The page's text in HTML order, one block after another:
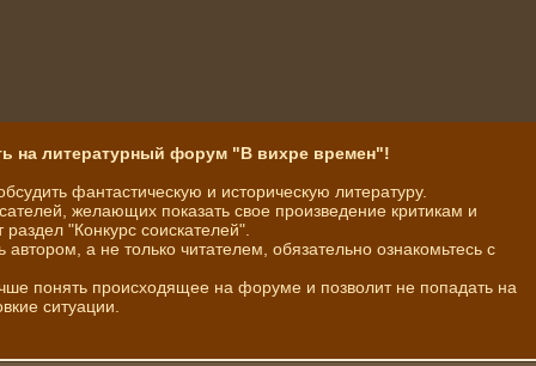
на литературный форум "В вихре времен"!
фантастическую и историческую литературу.
желающих показать свое произведение критикам и
"Конкурс соискателей".
автором, а не только читателем, обязательно ознакомьтесь с
понять происходящее на форуме и позволит не попадать на
ситуации.